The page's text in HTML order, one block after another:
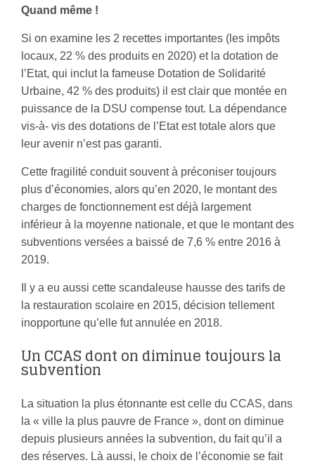
Quand même !
Si on examine les 2 recettes importantes (les impôts
locaux, 22 % des produits en 2020) et la dotation de
l’Etat, qui inclut la fameuse Dotation de Solidarité
Urbaine, 42 % des produits) il est clair que montée en
puissance de la DSU compense tout. La dépendance
vis-à- vis des dotations de l’Etat est totale alors que
leur avenir n’est pas garanti.
Cette fragilité conduit souvent à préconiser toujours
plus d’économies, alors qu’en 2020, le montant des
charges de fonctionnement est déjà largement
inférieur à la moyenne nationale, et que le montant des
subventions versées a baissé de 7,6 % entre 2016 à
2019.
Il y a eu aussi cette scandaleuse hausse des tarifs de
la restauration scolaire en 2015, décision tellement
inopportune qu’elle fut annulée en 2018.
Un CCAS dont on diminue toujours la
subvention
La situation la plus étonnante est celle du CCAS, dans
la « ville la plus pauvre de France », dont on diminue
depuis plusieurs années la subvention, du fait qu’il a
des réserves. Là aussi, le choix de l’économie se fait